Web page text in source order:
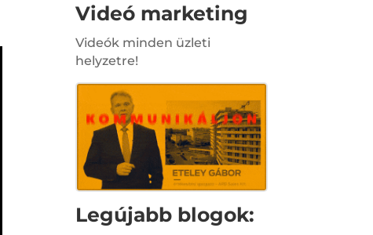
Videó marketing
Videók minden üzleti
helyzetre!
Legújabb blogok: